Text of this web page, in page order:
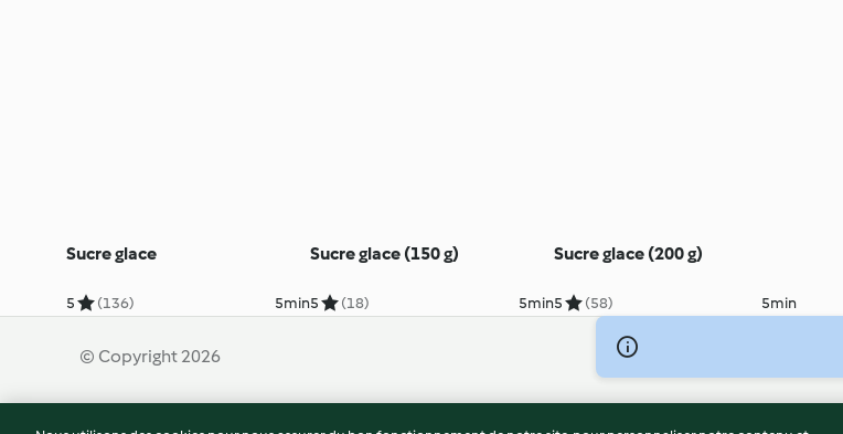
Sucre glace
5 (136) 5min
Sucre glace (150 g)
5 (18) 5min
Sucre glace (200 g)
5 (58) 5min
© Copyright 2026